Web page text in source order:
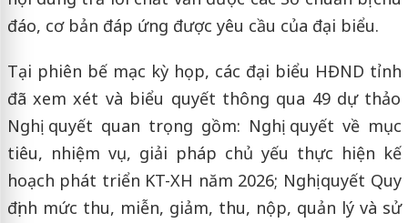
đáo, cơ bản đáp ứng được yêu cầu của đại biểu.
Tại phiên bế mạc kỳ họp, các đại biểu HĐND tỉnh
đã xem xét và biểu quyết thông qua 49 dự thảo
Nghị quyết quan trọng gồm: Nghị quyết về mục
tiêu, nhiệm vụ, giải pháp chủ yếu thực hiện kế
hoạch phát triển KT-XH năm 2026; Nghị quyết Quy
định mức thu, miễn, giảm, thu, nộp, quản lý và sử